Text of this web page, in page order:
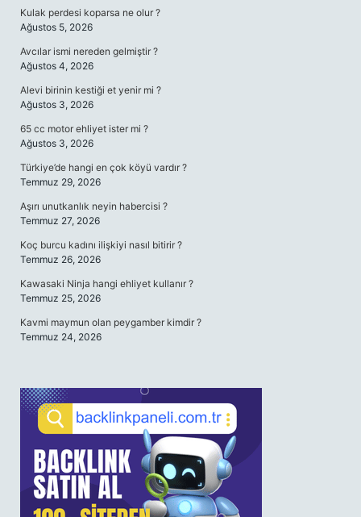
Kulak perdesi koparsa ne olur ?
Ağustos 5, 2026
Avcılar ismi nereden gelmiştir ?
Ağustos 4, 2026
Alevi birinin kestiği et yenir mi ?
Ağustos 3, 2026
65 cc motor ehliyet ister mi ?
Ağustos 3, 2026
Türkiye’de hangi en çok köyü vardır ?
Temmuz 29, 2026
Aşırı unutkanlık neyin habercisi ?
Temmuz 27, 2026
Koç burcu kadını ilişkiyi nasıl bitirir ?
Temmuz 26, 2026
Kawasaki Ninja hangi ehliyet kullanır ?
Temmuz 25, 2026
Kavmi maymun olan peygamber kimdir ?
Temmuz 24, 2026